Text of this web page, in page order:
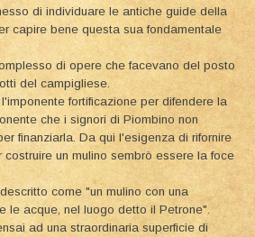
di individuare le antiche guide della
capire bene questa sua fondamentale
di opere che facevano del posto
del campigliese.
fortificazione per difendere la
che i signori di Piombino non
finanziarla. Da qui l'esigenza di rifornire
un mulino sembrò essere la foce
come "un mulino con una
le acque, nel luogo detto il Petrone".
ad una straordinaria superficie di